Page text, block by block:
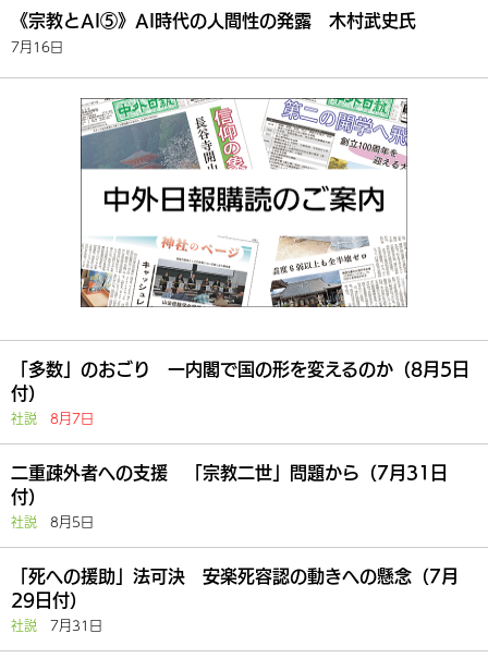
《宗教とAI⑤》AI時代の人間性の発露 木村武史氏
7月16日
「多数」のおごり 一内閣で国の形を変えるのか（8月5日
付）
社説 8月7日
二重疎外者への支援 「宗教二世」問題から（7月31日
付）
社説 8月5日
「死への援助」法可決 安楽死容認の動きへの懸念（7月
29日付）
社説 7月31日